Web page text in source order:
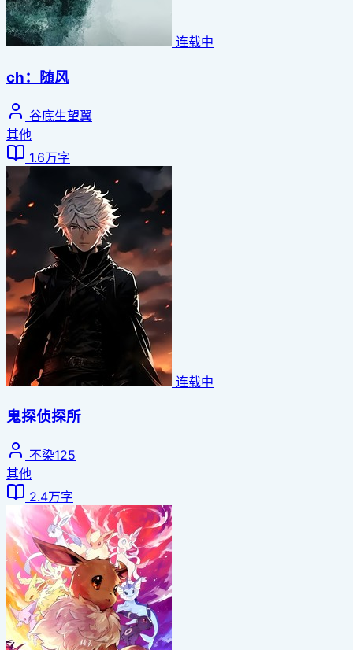
连载中
ch：随风
谷底生望翼
其他
1.6万字
连载中
鬼探侦探所
不染125
其他
2.4万字